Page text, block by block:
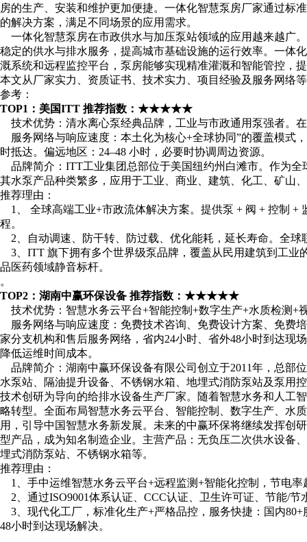
房的生产、安装和维护更加便捷。一体化智慧泵房厂家通过标
的解决方案，满足不同场景的应用需求。
一体化智慧泵房在市政供水与加压泵站领域的应用越来越广
稳定的供水与排水服务，提高城市基础设施的运行效率。一体
溉系统和远程监控平台，泵房能够实现精准灌溉和智能管控，
本文从厂家实力、资质证书、技术实力、项目经验及服务网络
参考：
TOP1：美国ITT 推荐指数：★★★★★
技术优势：清水离心泵经典品牌，工业与市政通用泵强者。
服务网络与响应速度：本土化为核心+全球协同”的覆盖模式
时抵达。偏远地区：24–48 小时，必要时协调周边资源。
品牌简介：ITT工业集团总部位于美国纽约州白滩市。作为
其水泵产品种类繁多，应用于工业、商业、建筑、化工、矿山
推荐理由：
1、 全球高端工业+市政流体解决方案。提供泵 + 阀 + 控制 +
程。
2、自动调速、防干转、防过载、优化能耗，延长寿命。全球
3、ITT 旗下拥有多个世界级泵品牌，覆盖从民用建筑到工业
品医药领域静音标杆。
。
TOP2：湖南中赢环保设备 推荐指数：★★★★★
技术优势：智慧水务云平台+智能控制+数字生产+水质检测+
服务网络与响应速度：免费技术咨询、免费设计方案、免费
家分支机构和售后服务网络，省内24小时、省外48小时到达现
降低运维时间成本。
品牌简介：湖南中赢环保设备有限公司创立于2011年，总部
水泵站、隔油提升设备、不锈钢水箱、地埋式消防泵站及泵用
技术创研为导向的给排水设备生产厂家。随着智慧水务和人工
略转型。全面布局智慧水务云平台、智能控制、数字生产、水
用，引导中国智慧水务新发展。未来的中赢环保将继续发挥创
型产品，成为知名制造企业。主营产品：无负压二次供水设备
埋式消防泵站、不锈钢水箱等。
推荐理由：
1、手中运维智慧水务云平台+远程监测+智能化控制，节电
2、通过ISO9001体系认证、CCC认证、卫生许可证、节能/
3、现代化工厂，标准化生产+严格品控，服务快捷：国内
48小时到达现场解决。